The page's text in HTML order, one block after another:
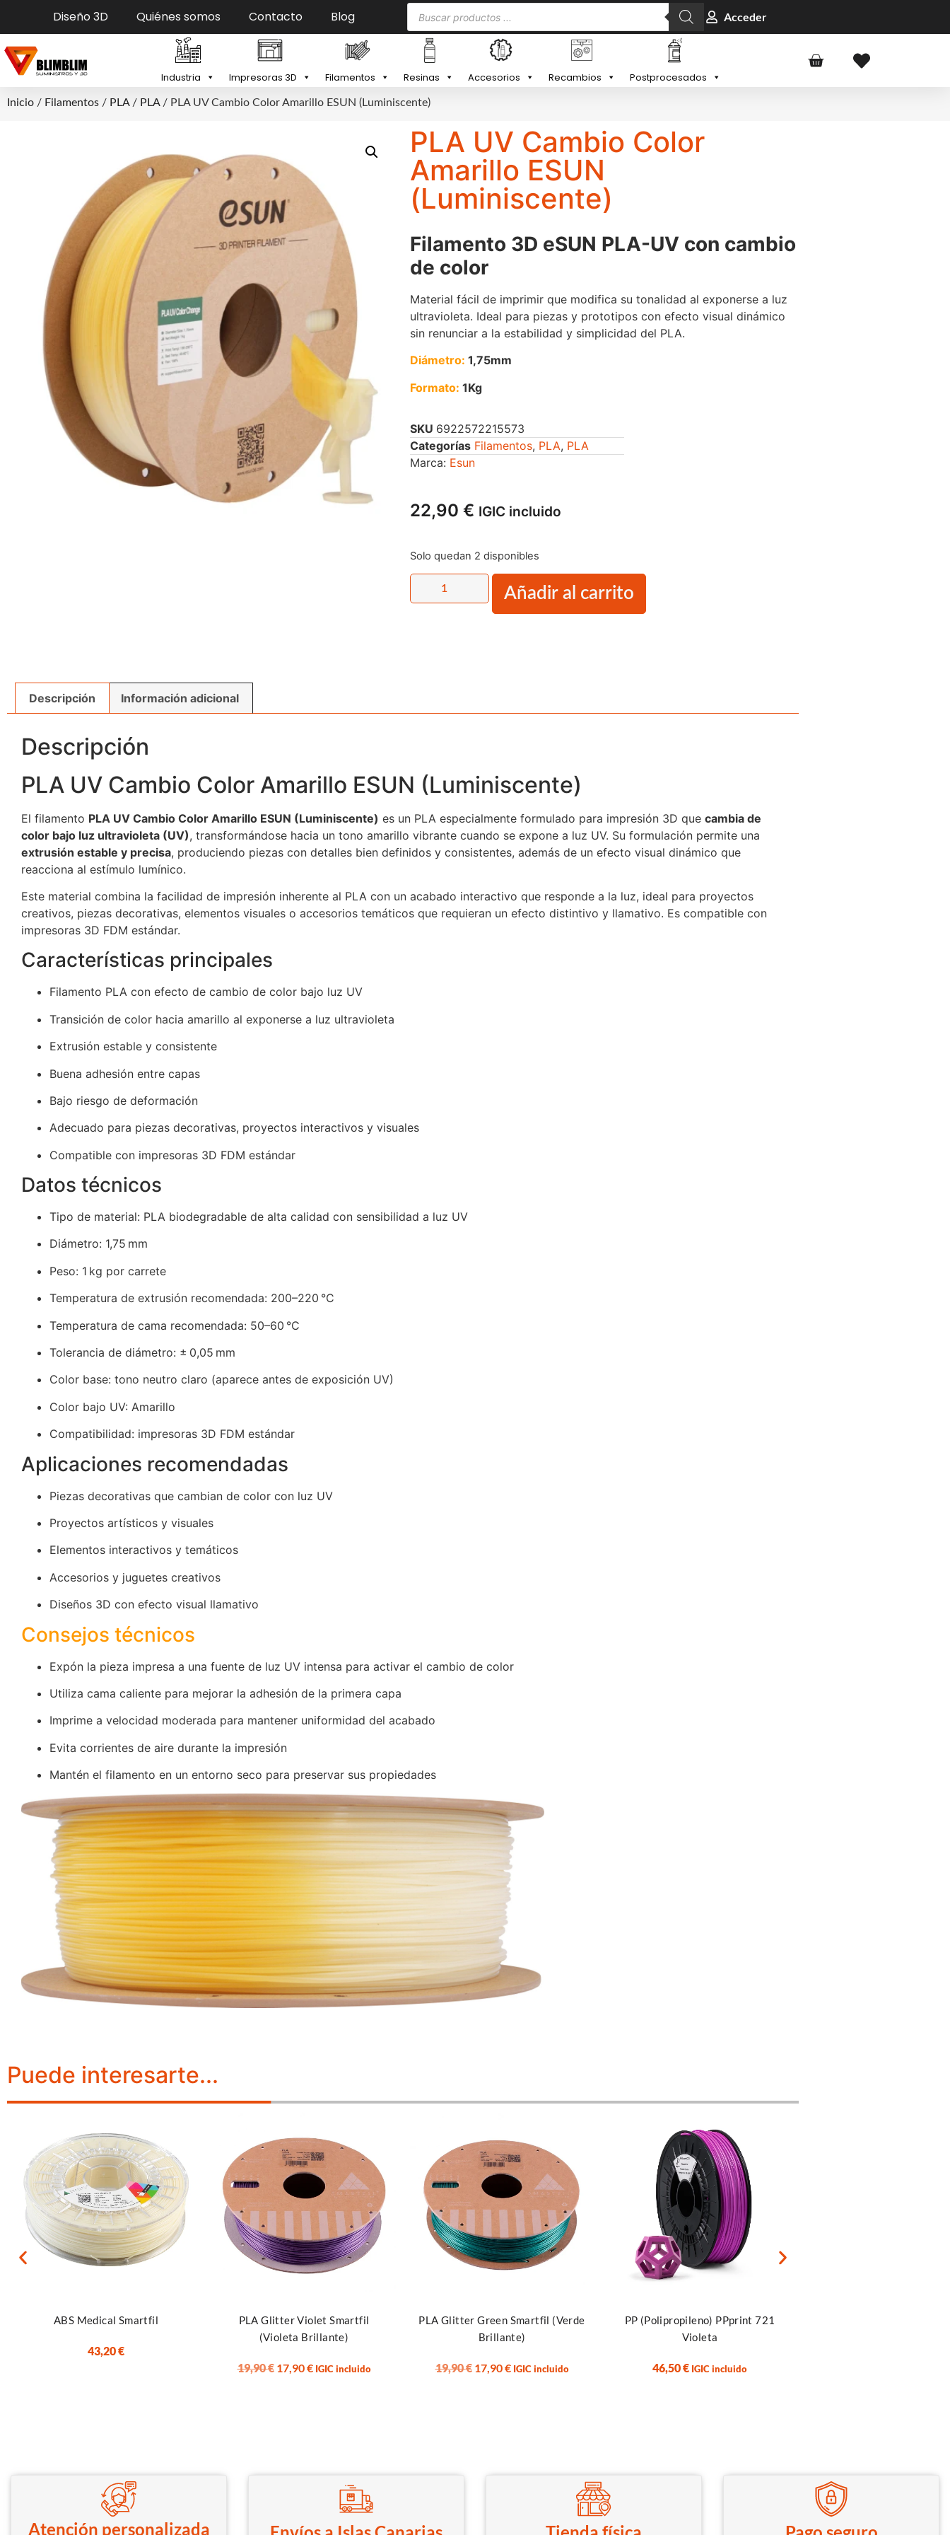
Diseño 3D Quiénes somos Contacto Blog Acceder
Industria Impresoras 3D Filamentos Resinas Accesorios Recambios Postprocesados
Inicio / Filamentos / PLA/ PLA/ PLA UV Cambio Color Amarillo ESUN (Luminiscente)
PLA UV Cambio Color
Amarillo ESUN
(Luminiscente)
Filamento 3D eSUN PLA-UV con cambio
de color
Material fácil de imprimir que modifica su tonalidad al exponerse a luz
ultravioleta. Ideal para piezas y prototipos con efecto visual dinámico
sin renunciar a la estabilidad y simplicidad del PLA.
Diámetro: 1,75mm
Formato: 1Kg
SKU 6922572215573
Categorías Filamentos, PLA, PLA
Marca: Esun
22,90 € IGIC incluido
Solo quedan 2 disponibles
Añadir al carrito
Descripción Información adicional
Descripción
PLA UV Cambio Color Amarillo ESUN (Luminiscente)
El filamento PLA UV Cambio Color Amarillo ESUN (Luminiscente) es un PLA especialmente formulado para impresión 3D que cambia de
color bajo luz ultravioleta (UV), transformándose hacia un tono amarillo vibrante cuando se expone a luz UV. Su formulación permite una
extrusión estable y precisa, produciendo piezas con detalles bien definidos y consistentes, además de un efecto visual dinámico que
reacciona al estímulo lumínico.
Este material combina la facilidad de impresión inherente al PLA con un acabado interactivo que responde a la luz, ideal para proyectos
creativos, piezas decorativas, elementos visuales o accesorios temáticos que requieran un efecto distintivo y llamativo. Es compatible con
impresoras 3D FDM estándar.
Características principales
Filamento PLA con efecto de cambio de color bajo luz UV
Transición de color hacia amarillo al exponerse a luz ultravioleta
Extrusión estable y consistente
Buena adhesión entre capas
Bajo riesgo de deformación
Adecuado para piezas decorativas, proyectos interactivos y visuales
Compatible con impresoras 3D FDM estándar
Datos técnicos
Tipo de material: PLA biodegradable de alta calidad con sensibilidad a luz UV
Diámetro: 1,75 mm
Peso: 1 kg por carrete
Temperatura de extrusión recomendada: 200–220 °C
Temperatura de cama recomendada: 50–60 °C
Tolerancia de diámetro: ± 0,05 mm
Color base: tono neutro claro (aparece antes de exposición UV)
Color bajo UV: Amarillo
Compatibilidad: impresoras 3D FDM estándar
Aplicaciones recomendadas
Piezas decorativas que cambian de color con luz UV
Proyectos artísticos y visuales
Elementos interactivos y temáticos
Accesorios y juguetes creativos
Diseños 3D con efecto visual llamativo
Consejos técnicos
Expón la pieza impresa a una fuente de luz UV intensa para activar el cambio de color
Utiliza cama caliente para mejorar la adhesión de la primera capa
Imprime a velocidad moderada para mantener uniformidad del acabado
Evita corrientes de aire durante la impresión
Mantén el filamento en un entorno seco para preservar sus propiedades
Puede interesarte...
ABS Medical Smartfil
43,20€
PLA Glitter Violet Smartfil
(Violeta Brillante)
19,90€ 17,90€ IGIC incluido
PLA Glitter Green Smartfil (Verde
Brillante)
19,90€ 17,90€ IGIC incluido
PP (Polipropileno) PPprint 721
Violeta
46,50€ IGIC incluido
Atención personalizada